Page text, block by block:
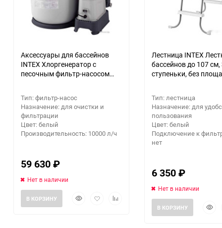
Аксессуары для бассейнов
INTEX Хлоргенератор с
песочным фильтр-насосом
Тип: фильтр-насос
Назначение: для очистки и
фильтрации
Цвет: белый
Производительность: 10000 л/ч
59 630₽
Нет в наличии
БыстрыйДобавитьДобавить
В КОРЗИНУ
Лестница INTEX
бассейнов до 107 см,
ступеньки, без
Тип: лестница
Назначение: для
пользования
Цвет: белый
Подключение к
нет
6 350₽
Нет в наличии
В КОРЗИНУ